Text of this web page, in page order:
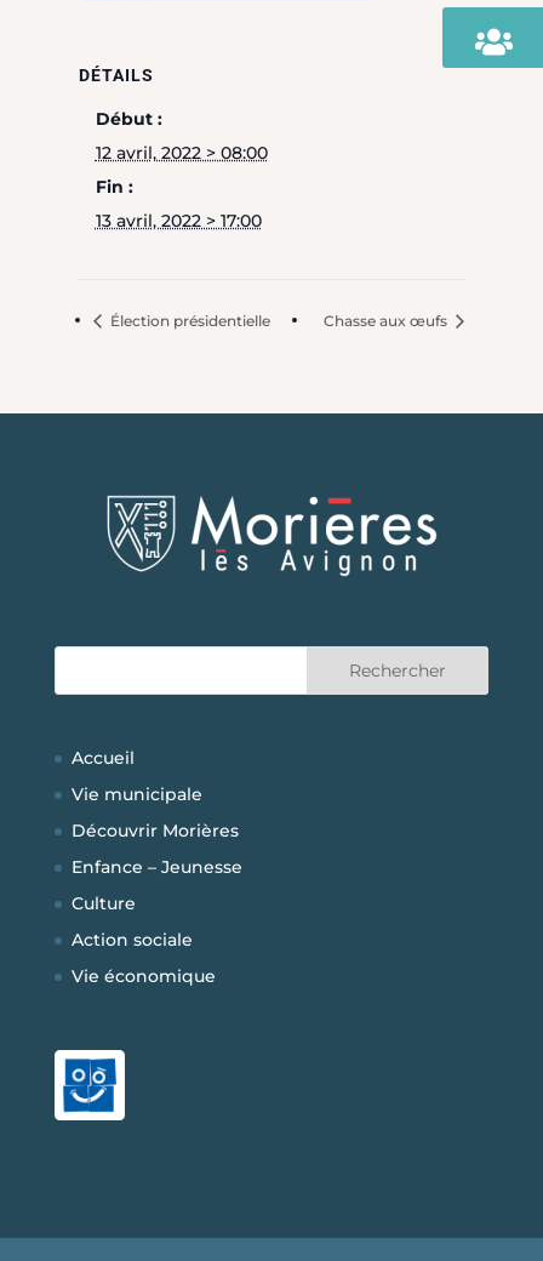
DÉTAILS
Début :
12 avril, 2022 > 08:00
Fin :
13 avril, 2022 > 17:00
Élection présidentielle Chasse aux œufs
Accueil
Vie municipale
Découvrir Morières
Enfance – Jeunesse
Culture
Action sociale
Vie économique
Portail
Famille